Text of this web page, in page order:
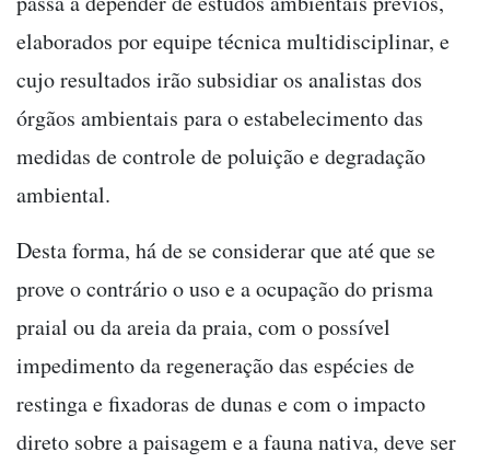
elaborados por equipe técnica multidisciplinar, e
cujo resultados irão subsidiar os analistas dos
órgãos ambientais para o estabelecimento das
medidas de controle de poluição e degradação
ambiental.
Desta forma, há de se considerar que até que se
prove o contrário o uso e a ocupação do prisma
praial ou da areia da praia, com o possível
impedimento da regeneração das espécies de
restinga e fixadoras de dunas e com o impacto
direto sobre a paisagem e a fauna nativa, deve ser